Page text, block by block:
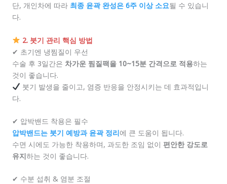
단, 개인차에 따라 최종 윤곽 완성은 6주 이상 소요될 수 있습니
다.
2. 붓기 관리 핵심 방법
✔ 초기엔 냉찜질이 우선
수술 후 3일간은 차가운 찜질팩을 10~15분 간격으로 적용하는
것이 좋습니다.
붓기 발생을 줄이고, 염증 반응을 안정시키는 데 효과적입니
다.
✔ 압박밴드 착용은 필수
압박밴드는 붓기 예방과 윤곽 정리에 큰 도움이 됩니다.
수면 시에도 가능한 착용하며, 과도한 조임 없이 편안한 강도로
유지하는 것이 좋습니다.
✔ 수분 섭취 & 염분 조절